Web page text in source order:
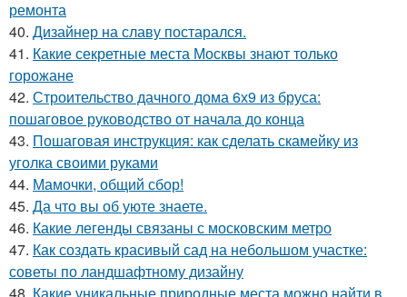
ремонта
40. Дизайнер на славу постарался.
41. Какие секретные места Москвы знают только
горожане
42. Строительство дачного дома 6х9 из бруса:
пошаговое руководство от начала до конца
43. Пошаговая инструкция: как сделать скамейку из
уголка своими руками
44. Мамочки, общий сбор!
45. Да что вы об уюте знаете.
46. Какие легенды связаны с московским метро
47. Как создать красивый сад на небольшом участке:
советы по ландшафтному дизайну
48. Какие уникальные природные места можно найти в